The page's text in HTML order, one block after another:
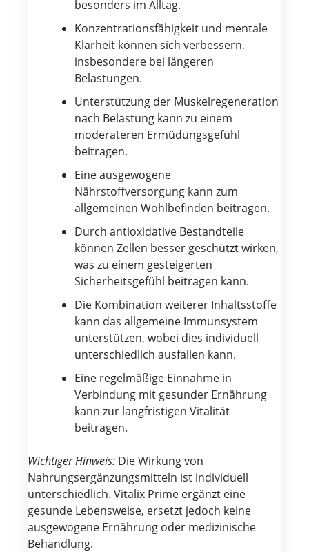
besonders im Alltag.
Konzentrationsfähigkeit und mentale
Klarheit können sich verbessern,
insbesondere bei längeren
Belastungen.
Unterstützung der Muskelregeneration
nach Belastung kann zu einem
moderateren Ermüdungsgefühl
beitragen.
Eine ausgewogene
Nährstoffversorgung kann zum
allgemeinen Wohlbefinden beitragen.
Durch antioxidative Bestandteile
können Zellen besser geschützt wirken,
was zu einem gesteigerten
Sicherheitsgefühl beitragen kann.
Die Kombination weiterer Inhaltsstoffe
kann das allgemeine Immunsystem
unterstützen, wobei dies individuell
unterschiedlich ausfallen kann.
Eine regelmäßige Einnahme in
Verbindung mit gesunder Ernährung
kann zur langfristigen Vitalität
beitragen.
Wichtiger Hinweis: Die Wirkung von
Nahrungsergänzungsmitteln ist individuell
unterschiedlich. Vitalix Prime ergänzt eine
gesunde Lebensweise, ersetzt jedoch keine
ausgewogene Ernährung oder medizinische
Behandlung.